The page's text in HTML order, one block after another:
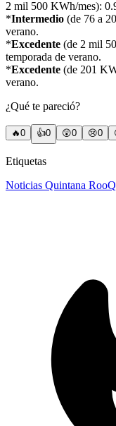
2 mil 500 KWh/mes):
*Intermedio (de 76 a
verano.
*Excedente (de 2 mil
temporada de verano.
*Excedente (de 201
verano.
¿Qué te pareció?
🔥0 👍0 😲0 😢0
Etiquetas
Noticias Quintana Roo